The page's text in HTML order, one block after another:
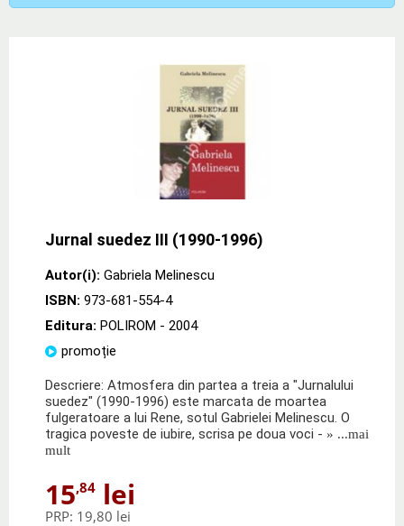
Jurnal suedez III (1990-1996)
Autor(i): Gabriela Melinescu
ISBN: 973-681-554-4
Editura: POLIROM - 2004
promoție
Descriere: Atmosfera din partea a treia a "Jurnalului
suedez" (1990-1996) este marcata de moartea
fulgeratoare a lui Rene, sotul Gabrielei Melinescu. O
tragica poveste de iubire, scrisa pe doua voci - » ...mai
mult
15,84 lei
PRP: 19,80 lei